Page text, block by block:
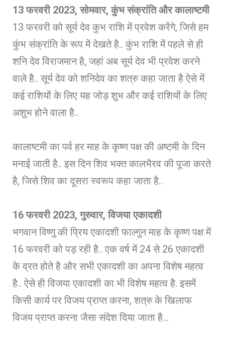
13 फरवरी 2023, सोमवार, कुंभ संक्रांति और कालाष्टमी
13 फरवरी को सूर्य देव कुभ राशि में प्रवेश करेंगे, जिसे हम
कुंभ संक्रांति के रूप में देखते है.. कुंभ राशि में पहले से ही
शनि देव विराजमान है, जहां अब सूर्य देव भी प्रवेश करने
वाले है.. सूर्य देव को शनिदेव का शत्रु कहा जाता है ऐसे में
कई राशियों के लिए यह जोड़ शुभ और कई राशियों के लिए
अशुभ होने वाला है..
कालाष्टमी का पर्व हर माह के कृष्ण पक्ष की अष्टमी के दिन
मनाई जाती है.. इस दिन शिव भक्त कालभैरव की पूजा करते
है, जिसे शिव का दूसरा स्वरूप कहा जाता है..
16 फरवरी 2023, गुरुवार, विजया एकादशी
भगवान विष्णु की प्रिय एकादशी फाल्गुन माह के कृष्ण पक्ष में
16 फरवरी को पड़ रही है.. एक वर्ष में 24 से 26 एकादशी
के व्रत होते है और सभी एकादशी का अपना विशेष महत्व
है.. ऐसे ही विजया एकादशी का भी विशेष महत्व है. इसमें
किसी कार्य पर विजय प्राप्त करना, शत्रु के खिलाफ
विजय प्राप्त करना जैसा संदेश दिया जाता है…